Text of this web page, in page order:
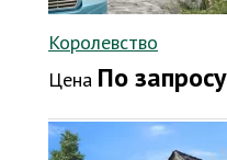
Королевство
Цена По запросу